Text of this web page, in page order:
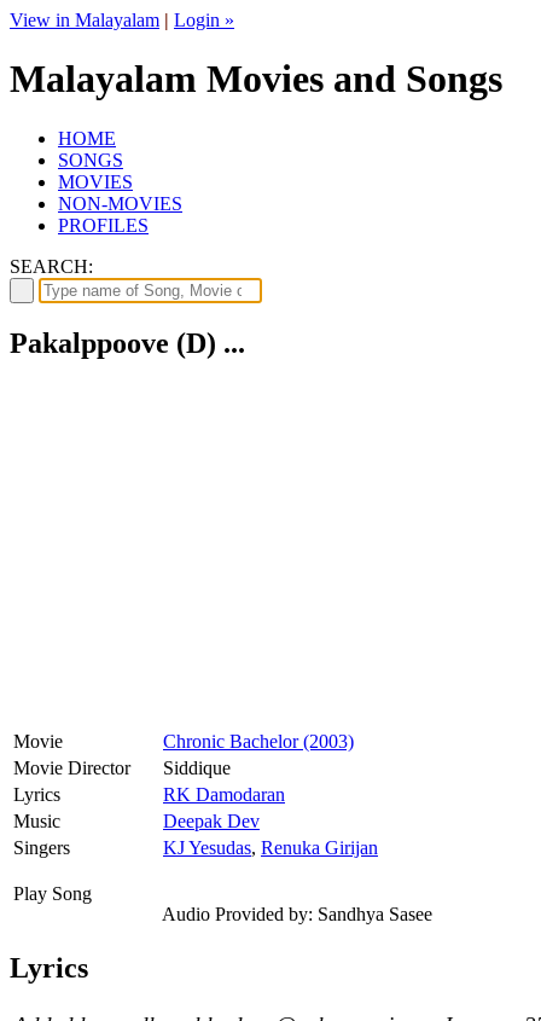
View in Malayalam | Login »
Malayalam Movies and Songs
HOME
SONGS
MOVIES
NON-MOVIES
PROFILES
SEARCH:
Pakalppoove (D) ...
Movie
Chronic Bachelor (2003)
Movie Director
Siddique
Lyrics
RK Damodaran
Music
Deepak Dev
Singers
KJ Yesudas, Renuka Girijan
Play Song
Audio Provided by: Sandhya Sasee
Lyrics